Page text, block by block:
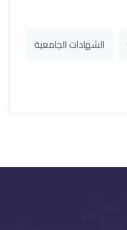
الشهادات الجامعية